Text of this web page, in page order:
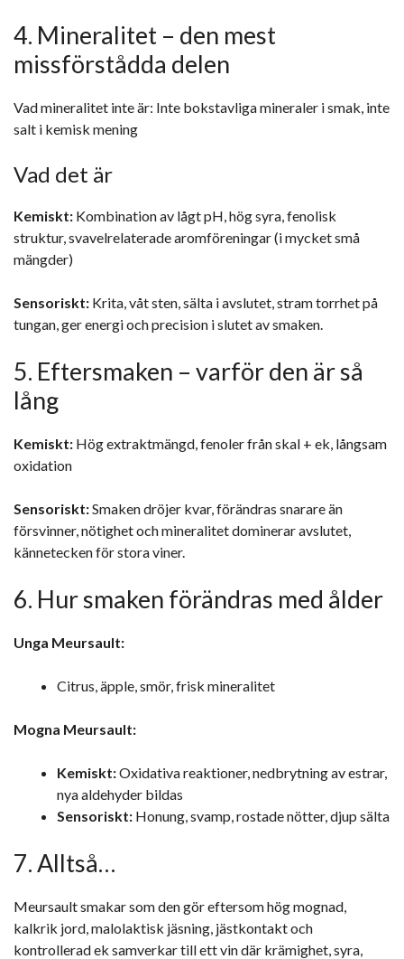
4. Mineralitet – den mest
missförstådda delen
Vad mineralitet inte är: Inte bokstavliga mineraler i smak, inte
salt i kemisk mening
Vad det är
Kemiskt: Kombination av lågt pH, hög syra, fenolisk
struktur, svavelrelaterade aromföreningar (i mycket små
mängder)
Sensoriskt: Krita, våt sten, sälta i avslutet, stram torrhet på
tungan, ger energi och precision i slutet av smaken.
5. Eftersmaken – varför den är så
lång
Kemiskt: Hög extraktmängd, fenoler från skal + ek, långsam
oxidation
Sensoriskt:Smaken dröjer kvar, förändras snarare än
försvinner, nötighet och mineralitet dominerar avslutet,
kännetecken för stora viner.
6. Hur smaken förändras med ålder
Unga Meursault:
Citrus, äpple, smör, frisk mineralitet
Mogna Meursault:
Kemiskt:Oxidativa reaktioner, nedbrytning av estrar,
nya aldehyder bildas
Sensoriskt: Honung, svamp, rostade nötter, djup sälta
7. Alltså…
Meursault smakar som den gör eftersom hög mognad,
kalkrik jord, malolaktisk jäsning, jästkontakt och
kontrollerad ek samverkar till ett vin där krämighet, syra,